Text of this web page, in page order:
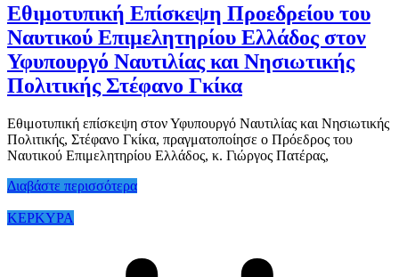
Εθιμοτυπική Επίσκεψη Προεδρείου του
Ναυτικού Επιμελητηρίου Ελλάδος στον
Υφυπουργό Ναυτιλίας και Νησιωτικής
Πολιτικής Στέφανο Γκίκα
Εθιμοτυπική επίσκεψη στον Υφυπουργό Ναυτιλίας και Νησιωτικής
Πολιτικής, Στέφανο Γκίκα, πραγματοποίησε ο Πρόεδρος του
Ναυτικού Επιμελητηρίου Ελλάδος, κ. Γιώργος Πατέρας,
Διαβάστε περισσότερα
ΚΕΡΚΥΡΑ